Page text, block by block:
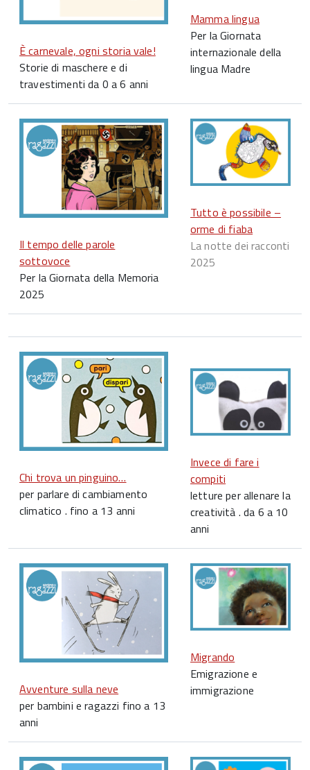
È carnevale, ogni storia vale!
Storie di maschere e di
travestimenti da 0 a 6 anni
Mamma lingua
Per la Giornata
internazionale della
lingua Madre
Il tempo delle parole
sottovoce
Per la Giornata della Memoria
2025
Tutto è possibile –
orme di fiaba
La notte dei racconti
2025
Chi trova un pinguino…
per parlare di cambiamento
climatico . fino a 13 anni
Invece di fare i
compiti
letture per allenare la
creatività . da 6 a 10
anni
Avventure sulla neve
per bambini e ragazzi fino a 13
anni
Migrando
Emigrazione e
immigrazione